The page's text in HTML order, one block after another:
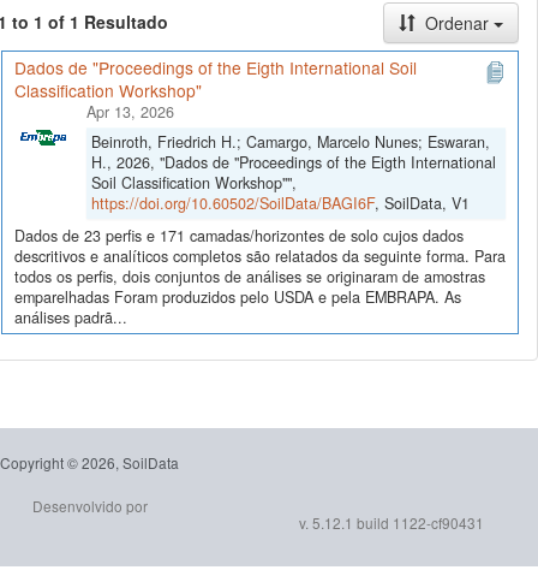
to 1 of 1 Resultado
Ordenar
Dados de "Proceedings of the Eigth International Soil
Classification Workshop"
Apr 13, 2026
Beinroth, Friedrich H.; Camargo, Marcelo Nunes; Eswaran,
H., 2026, "Dados de "Proceedings of the Eigth International
Soil Classification Workshop"",
https://doi.org/10.60502/SoilData/BAGI6F, SoilData, V1
Dados de 23 perfis e 171 camadas/horizontes de solo cujos dados
descritivos e analíticos completos são relatados da seguinte forma. Para
todos os perfis, dois conjuntos de análises se originaram de amostras
emparelhadas Foram produzidos pelo USDA e pela EMBRAPA. As
análises padrã...
Copyright © 2026, SoilData
Desenvolvido por
v. 5.12.1 build 1122-cf90431